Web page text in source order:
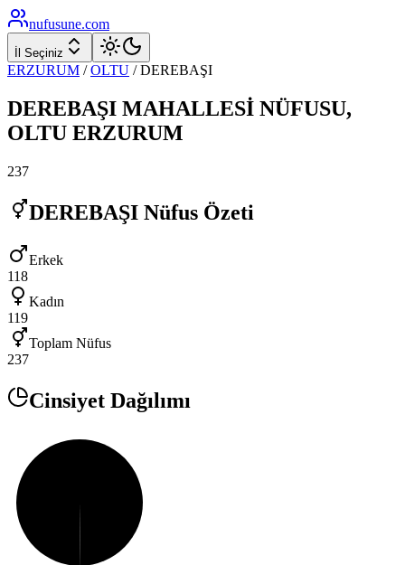
nufusune.com
İl Seçiniz
ERZURUM / OLTU /DEREBAŞI
DEREBAŞI MAHALLESİ NÜFUSU,
OLTU ERZURUM
237
DEREBAŞI Nüfus Özeti
Erkek
118
Kadın
119
Toplam Nüfus
237
Cinsiyet Dağılımı